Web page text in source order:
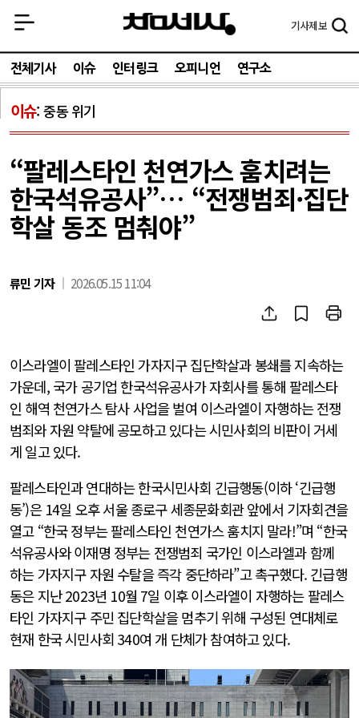
기사제보
전체기사 이슈 인터링크 오피니언 연구소
이슈 중동 위기
“팔레스타인 천연가스 훔치려는
한국석유공사”… “전쟁범죄·집단
학살 동조 멈춰야”
류민 기자 2026.05.15 11:04
이스라엘이 팔레스타인 가자지구 집단학살과 봉쇄를 지속하는
가운데, 국가 공기업 한국석유공사가 자회사를 통해 팔레스타
인 해역 천연가스 탐사 사업을 벌여 이스라엘이 자행하는 전쟁
범죄와 자원 약탈에 공모하고 있다는 시민사회의 비판이 거세
게 일고 있다.
팔레스타인과 연대하는 한국시민사회 긴급행동(이하 ‘긴급행
동’)은 14일 오후 서울 종로구 세종문화회관 앞에서 기자회견을
열고 “한국 정부는 팔레스타인 천연가스 훔치지 말라!”며 “한국
석유공사와 이재명 정부는 전쟁범죄 국가인 이스라엘과 함께
하는 가자지구 자원 수탈을 즉각 중단하라”고 촉구했다. 긴급행
동은 지난 2023년 10월 7일 이후 이스라엘이 자행하는 팔레스
타인 가자지구 주민 집단학살을 멈추기 위해 구성된 연대체로
현재 한국 시민사회 340여 개 단체가 참여하고 있다.